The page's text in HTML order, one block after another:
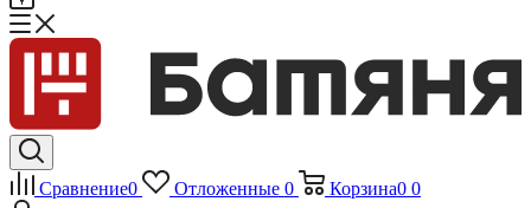
Сравнение0 Отложенные 0 Корзина0 0